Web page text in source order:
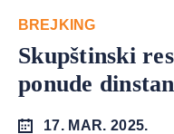
BREJKING
Skupštinski
ponude
17. MAR. 2025.